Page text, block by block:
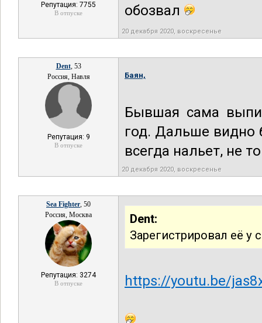
Репутация: 7755
В отпуске
обозвал
20 декабря 2020, воскресенье
Dent, 53
Россия, Навля
Репутация: 9
В отпуске
Баян,
Бывшая сама
год. Дальше видно
всегда нальет, не
20 декабря 2020, воскресенье
Sea Fighter, 50
Россия, Москва
Репутация: 3274
В отпуске
Dent:
Зарегистрировал её у
https://youtu.be/